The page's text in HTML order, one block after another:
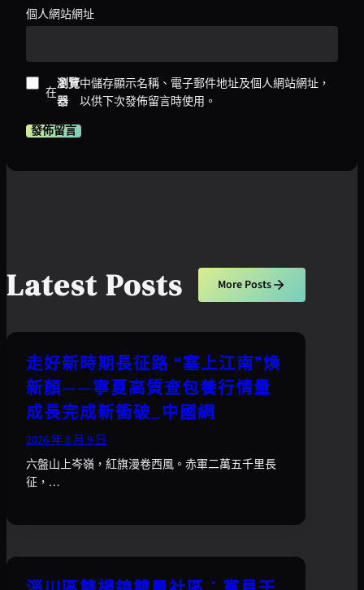
個人網站網址
在
瀏覽
器
中儲存顯示名稱、電子郵件地址及個人網站網址，
以供下次發佈留言時使用。
Latest Posts More Posts
走好新時期長征路 “塞上江南”煥
新顏——寧夏高質查包養行情量
成長完成新衝破_中國網
2026 年 8 月 9 日
六盤山上岑嶺，紅旗漫卷西風。赤軍二萬五千里長
征，…